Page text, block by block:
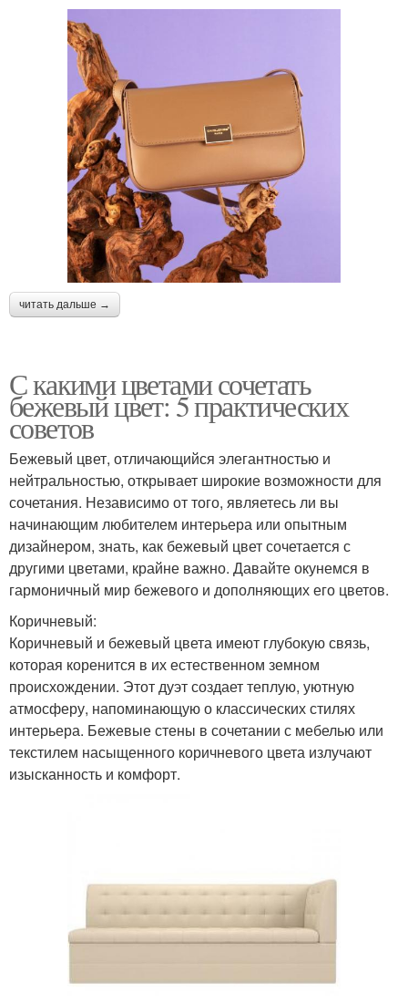
читать дальше →
С какими цветами сочетать
бежевый цвет: 5 практических
советов
Бежевый цвет, отличающийся элегантностью и
нейтральностью, открывает широкие возможности для
сочетания. Независимо от того, являетесь ли вы
начинающим любителем интерьера или опытным
дизайнером, знать, как бежевый цвет сочетается с
другими цветами, крайне важно. Давайте окунемся в
гармоничный мир бежевого и дополняющих его цветов.
Коричневый:
Коричневый и бежевый цвета имеют глубокую связь,
которая коренится в их естественном земном
происхождении. Этот дуэт создает теплую, уютную
атмосферу, напоминающую о классических стилях
интерьера. Бежевые стены в сочетании с мебелью или
текстилем насыщенного коричневого цвета излучают
изысканность и комфорт.